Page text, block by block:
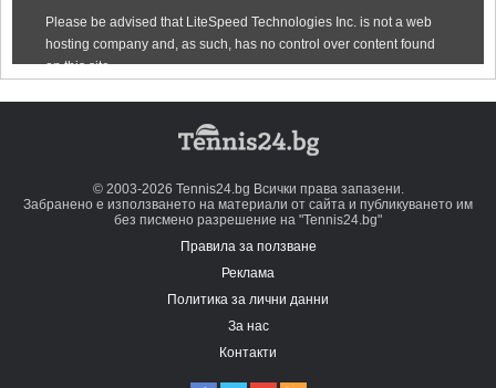
© 2003-2026 Tennis24.bg Всички права запазени.
Забранено е използването на материали от сайта и публикуването им
без писмено разрешение на "Tennis24.bg"
Правила за ползване
Реклама
Политика за лични данни
За нас
Контакти